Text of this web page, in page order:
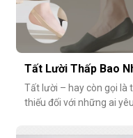
Tất Lười Thấp Bao
Tất lười – hay còn gọi là
thiếu đối với những ai